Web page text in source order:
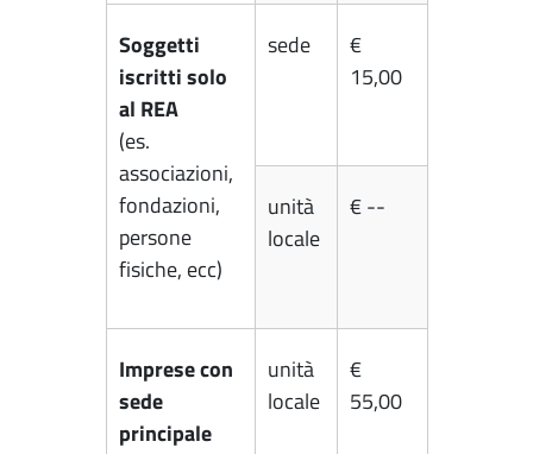
Soggetti
iscritti solo
al REA
(es.
associazioni,
fondazioni,
persone
fisiche, ecc)
sede
€
15,00
unità
locale
€ --
Imprese con
sede
principale
unità
locale
€
55,00